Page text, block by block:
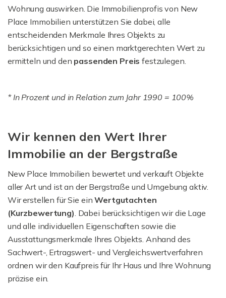
Wohnung auswirken. Die Immobilienprofis von New
Place Immobilien unterstützen Sie dabei, alle
entscheidenden Merkmale Ihres Objekts zu
berücksichtigen und so einen marktgerechten Wert zu
ermitteln und den passenden Preis festzulegen.
* In Prozent und in Relation zum Jahr 1990 = 100%
Wir kennen den Wert Ihrer
Immobilie an der Bergstraße
New Place Immobilien bewertet und verkauft Objekte
aller Art und ist an der Bergstraße und Umgebung aktiv.
Wir erstellen für Sie ein Wertgutachten
(Kurzbewertung). Dabei berücksichtigen wir die Lage
und alle individuellen Eigenschaften sowie die
Ausstattungsmerkmale Ihres Objekts. Anhand des
Sachwert-, Ertragswert- und Vergleichswertverfahren
ordnen wir den Kaufpreis für Ihr Haus und Ihre Wohnung
präzise ein.